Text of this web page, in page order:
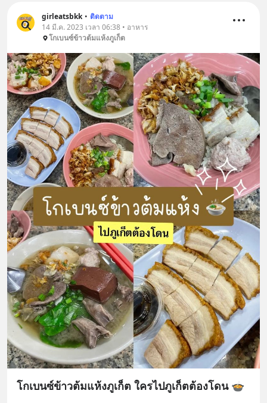
girleatsbkk • ติดตาม
14 มี.ค. 2023 เวลา 06:38 • อาหาร
โกเบนซ์ข้าวต้มแห้งภูเก็ต
โกเบนซ์ข้าวต้มแห้งภูเก็ต ใครไปภูเก็ตต้องโดน 🍲